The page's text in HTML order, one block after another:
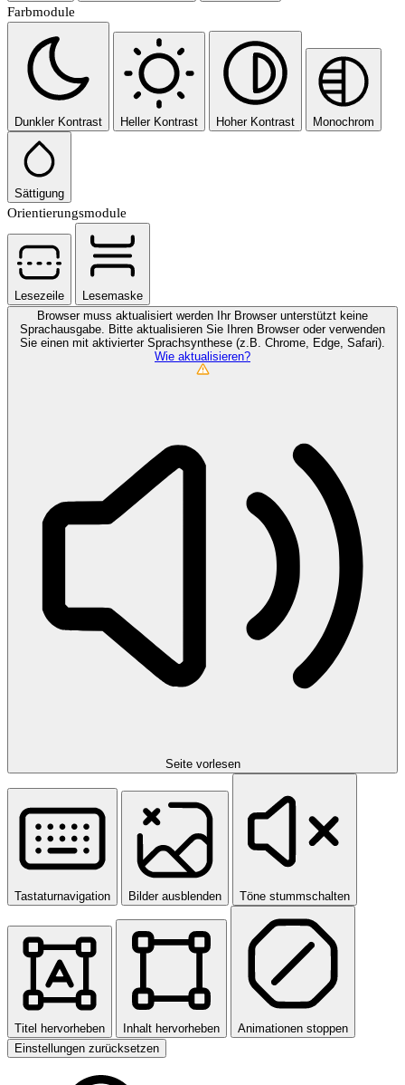
Farbmodule
Dunkler Kontrast Heller Kontrast Hoher Kontrast Monochrom
Sättigung
Orientierungsmodule
Lesezeile
Lesemaske
Browser muss aktualisiert werden
Ihr Browser unterstützt keine
Sprachausgabe. Bitte aktualisieren Sie Ihren Browser oder verwenden
Sie einen mit aktivierter Sprachsynthese (z.B. Chrome, Edge, Safari).
Wie aktualisieren?
Seite vorlesen
Tastaturnavigation Bilder ausblenden Töne stummschalten
Titel hervorheben Inhalt hervorheben
Animationen stoppen
Einstellungen zurücksetzen